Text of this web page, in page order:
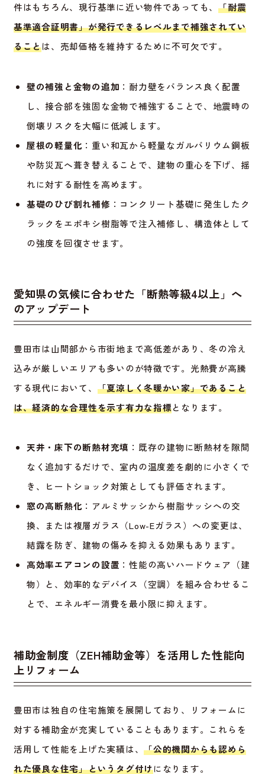
件はもちろん、現行基準に近い物件であっても、「耐震
基準適合証明書」が発行できるレベルまで補強されてい
ることは、売却価格を維持するために不可欠です。
壁の補強と金物の追加 ：耐力壁をバランス良く配置
し、接合部を強固な金物で補強することで、地震時の
倒壊リスクを大幅に低減します。
屋根の軽量化 ：重い和瓦から軽量なガルバリウム鋼板
や防災瓦へ葺き替えることで、建物の重心を下げ、揺
れに対する耐性を高めます。
基礎のひび割れ補修 ：コンクリート基礎に発生したク
ラックをエポキシ樹脂等で注入補修し、構造体として
の強度を回復させます。
愛知県の気候に合わせた「断熱等級4以上」へ
のアップデート
豊田市は山間部から市街地まで高低差があり、冬の冷え
込みが厳しいエリアも多いのが特徴です。光熱費が高騰
する現代において、 「夏涼しく冬暖かい家」であること
は、経済的な合理性を示す有力な指標となります。
天井・床下の断熱材充填 ：既存の建物に断熱材を隙間
なく追加するだけで、室内の温度差を劇的に小さくで
き、ヒートショック対策としても評価されます。
窓の高断熱化 ：アルミサッシから樹脂サッシへの交
換、または複層ガラス（Low-Eガラス）への変更は、
結露を防ぎ、建物の傷みを抑える効果もあります。
高効率エアコンの設置 ：性能の高いハードウェア（建
物）と、効率的なデバイス（空調）を組み合わせるこ
とで、エネルギー消費を最小限に抑えます。
補助金制度（ZEH補助金等）を活用した性能向
上リフォーム
豊田市は独自の住宅施策を展開しており、リフォームに
対する補助金が充実していることもあります。これらを
活用して性能を上げた実績は、「公的機関からも認めら
れた優良な住宅」というタグ付けになります。